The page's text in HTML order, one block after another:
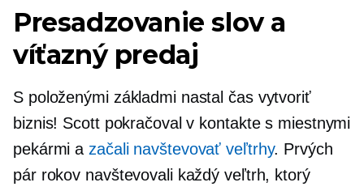
Presadzovanie slov a
víťazný predaj
S položenými základmi nastal čas vytvoriť
biznis! Scott pokračoval v kontakte s miestnymi
pekármi a začali navštevovať veľtrhy. Prvých
pár rokov navštevovali každý veľtrh, ktorý